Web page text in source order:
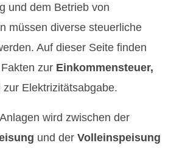
und dem Betrieb von
müssen diverse steuerliche
Auf dieser Seite finden
zur Einkommensteuer,
zur Elektrizitätsabgabe.
wird zwischen der
und der Volleinspeisung